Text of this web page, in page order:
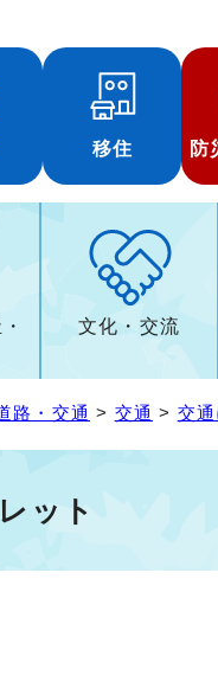
移住 防
文化・交流
路・交通 > 交通 > 交
ット